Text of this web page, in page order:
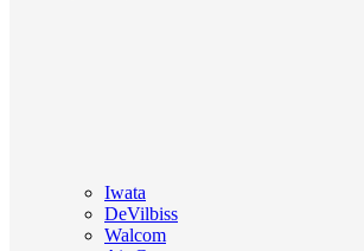
Iwata
DeVilbiss
Walcom